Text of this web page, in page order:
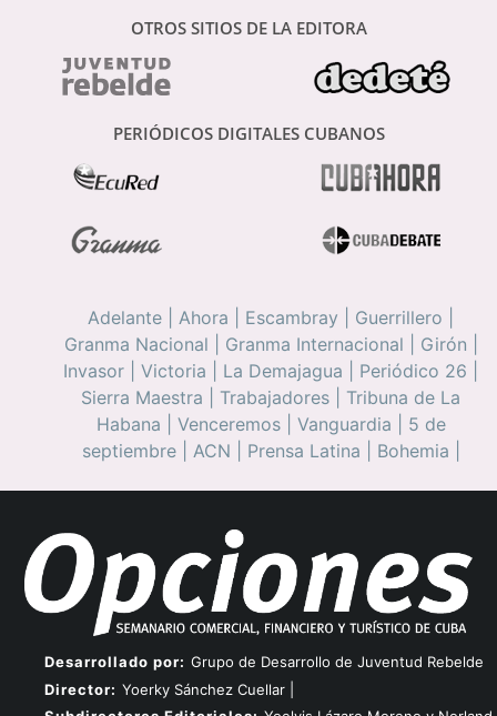
OTROS SITIOS DE LA EDITORA
PERIÓDICOS DIGITALES CUBANOS
Adelante Ahora Escambray Guerrillero
Granma Nacional
Granma Internacional Girón
Invasor
Victoria La Demajagua Periódico 26
Sierra Maestra
Trabajadores
Tribuna de La
Habana
Venceremos| Vanguardia
5 de
septiembre| ACN Prensa Latina Bohemia
Desarrollado por: Grupo de Desarrollo de Juventud Rebelde
Director: Yoerky Sánchez Cuellar |